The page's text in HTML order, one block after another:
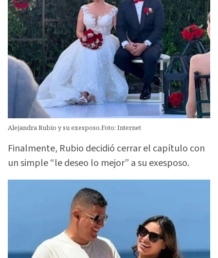
Alejandra Rubio y su exesposo.Foto: Internet
Finalmente, Rubio decidió cerrar el capítulo con
un simple “le deseo lo mejor” a su exesposo.